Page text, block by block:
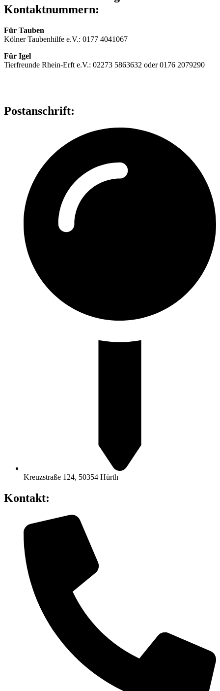
Kontaktnummern:
Für Tauben
Kölner Taubenhilfe e.V.: 0177 4041067
Für Igel
Tierfreunde Rhein-Erft e.V.: 02273 5863632 oder 0176 2079290
Postanschrift:
Kreuzstraße 124, 50354 Hürth
Kontakt: